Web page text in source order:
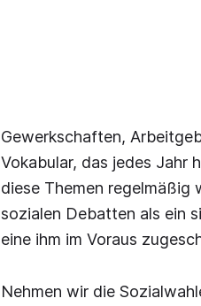
Gewerkschaften,
Vokabular, das jedes Jahr
diese Themen regelmäßig
sozialen Debatten als ein
eine ihm im Voraus
Nehmen wir die